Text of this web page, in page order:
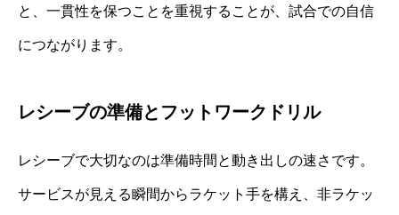
と、一貫性を保つことを重視することが、試合での自信
につながります。
レシーブの準備とフットワークドリル
レシーブで大切なのは準備時間と動き出しの速さです。
サービスが見える瞬間からラケット手を構え、非ラケッ